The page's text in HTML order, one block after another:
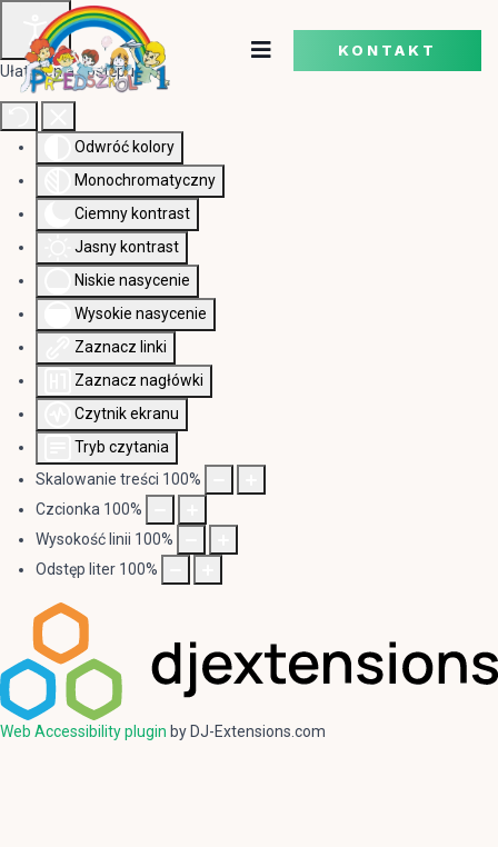
Ułatwienia dostępu
Odwróć kolory
Monochromatyczny
Ciemny kontrast
Jasny kontrast
Niskie nasycenie
Wysokie nasycenie
Zaznacz linki
Zaznacz nagłówki
Czytnik ekranu
Tryb czytania
Skalowanie treści 100%
Czcionka 100%
Wysokość linii 100%
Odstęp liter 100%
Web Accessibility plugin by DJ-Extensions.com
KONTAKT